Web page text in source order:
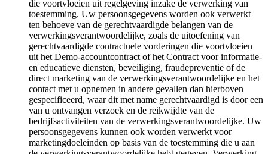
die voortvloeien uit regelgeving inzake de verwerking van
toestemming. Uw persoonsgegevens worden ook verwerkt
ten behoeve van de gerechtvaardigde belangen van de
verwerkingsverantwoordelijke, zoals de uitoefening van
gerechtvaardigde contractuele vorderingen die voortvloeien
uit het Demo-accountcontract of het Contract voor informatie-
en educatieve diensten, beveiliging, fraudepreventie of de
direct marketing van de verwerkingsverantwoordelijke en het
contact met u opnemen in andere gevallen dan hierboven
gespecificeerd, waar dit met name gerechtvaardigd is door een
van u ontvangen verzoek en de reikwijdte van de
bedrijfsactiviteiten van de verwerkingsverantwoordelijke. Uw
persoonsgegevens kunnen ook worden verwerkt voor
marketingdoeleinden op basis van de toestemming die u aan